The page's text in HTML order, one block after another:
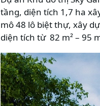
tầng, diện tích 1,7 ha
mô 48 lô biệt thự, xây
diện tích từ 82 m² – 95